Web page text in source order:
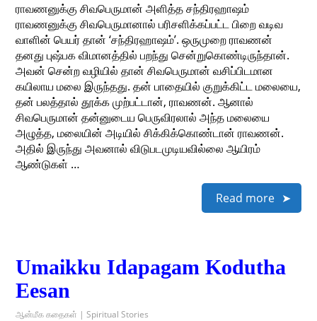
ராவணனுக்கு சிவபெருமான் அளித்த சந்திரஹாஷம்
ராவணனுக்கு சிவபெருமானால் பரிசளிக்கப்பட்ட பிறை வடிவ
வாளின் பெயர் தான் ‘சந்திரஹாஷம்’. ஒருமுறை ராவணன்
தனது புஷ்பக விமானத்தில் பறந்து சென்றுகொண்டிருந்தான்.
அவன் சென்ற வழியில் தான் சிவபெருமான் வசிப்பிடமான
கயிலாய மலை இருந்தது. தன் பாதையில் குறுக்கிட்ட மலையை,
தன் பலத்தால் தூக்க முற்பட்டான், ராவணன். ஆனால்
சிவபெருமான் தன்னுடைய பெருவிரலால் அந்த மலையை
அழுத்த, மலையின் அடியில் சிக்கிக்கொண்டான் ராவணன்.
அதில் இருந்து அவனால் விடுபடமுடியவில்லை ஆயிரம்
ஆண்டுகள் …
Read more
Umaikku Idapagam Kodutha
Eesan
ஆன்மீக கதைகள் | Spiritual Stories